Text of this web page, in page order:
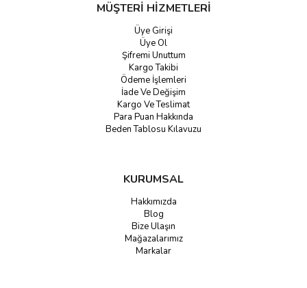
MÜŞTERİ HİZMETLERİ
Üye Girişi
Üye Ol
Şifremi Unuttum
Kargo Takibi
Ödeme İşlemleri
İade Ve Değişim
Kargo Ve Teslimat
Para Puan Hakkında
Beden Tablosu Kılavuzu
KURUMSAL
Hakkımızda
Blog
Bize Ulaşın
Mağazalarımız
Markalar